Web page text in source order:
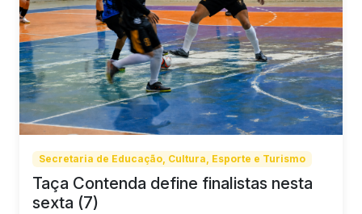
Secretaria de Educação, Cultura, Esporte e Turismo
Taça Contenda define finalistas nesta
sexta (7)